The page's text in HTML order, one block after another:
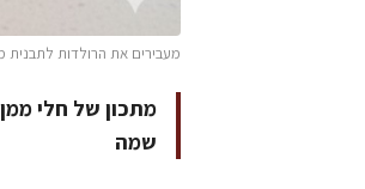
מעבירים את הרולדות לתבנית מרופדת בנייר אפייה ואופים ב-
מתכון של חלי
שמה